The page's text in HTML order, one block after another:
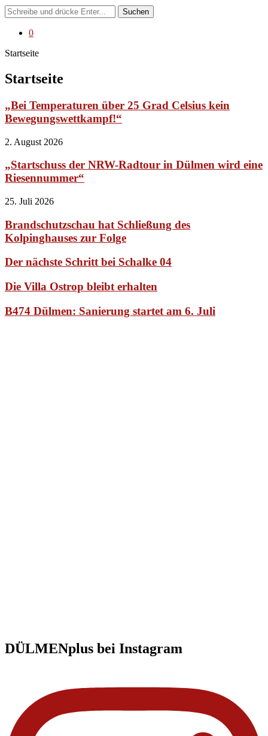
Suchen
0
Startseite
Startseite
„Bei Temperaturen über 25 Grad Celsius kein
Bewegungswettkampf!“
2. August 2026
„Startschuss der NRW-Radtour in Dülmen wird eine
Riesennummer“
25. Juli 2026
Brandschutzschau hat Schließung des
Kolpinghauses zur Folge
Der nächste Schritt bei Schalke 04
Die Villa Ostrop bleibt erhalten
B474 Dülmen: Sanierung startet am 6. Juli
DÜLMENplus bei Instagram